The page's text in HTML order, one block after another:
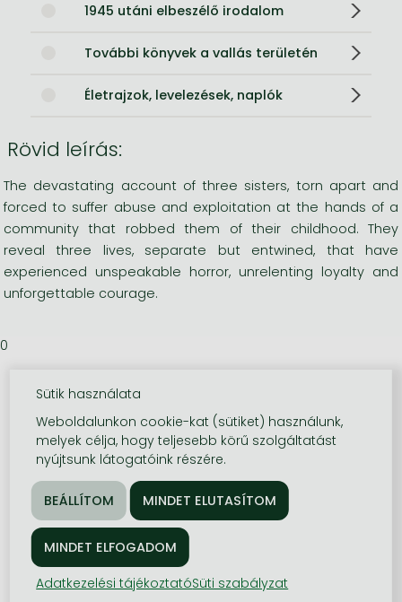
1945 utáni elbeszélő irodalom
További könyvek a vallás területén
Életrajzok, levelezések, naplók
Rövid leírás:
The devastating account of three sisters, torn apart and
forced to suffer abuse and exploitation at the hands of a
community that robbed them of their childhood. They
reveal three lives, separate but entwined, that have
experienced unspeakable horror, unrelenting loyalty and
unforgettable courage.
0
Sütik használata
Weboldalunkon cookie-kat (sütiket) használunk,
melyek célja, hogy teljesebb körű szolgáltatást
nyújtsunk látogatóink részére.
Adatkezelési tájékoztatóSüti szabályzat